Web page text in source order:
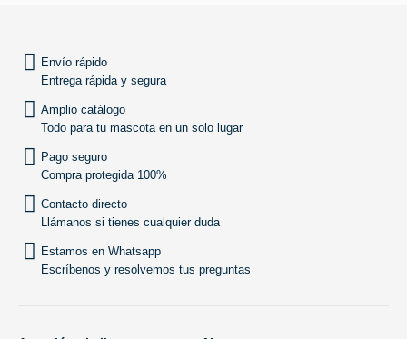
Envío rápido
Entrega rápida y segura
Amplio catálogo
Todo para tu mascota en un solo lugar
Pago seguro
Compra protegida 100%
Contacto directo
Llámanos si tienes cualquier duda
Estamos en Whatsapp
Escríbenos y resolvemos tus preguntas